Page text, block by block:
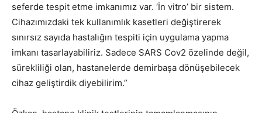
seferde tespit etme imkanımız var. ‘İn vitro’ bir sistem.
Cihazımızdaki tek kullanımlık kasetleri değiştirerek
sınırsız sayıda hastalığın tespiti için uygulama yapma
imkanı tasarlayabiliriz. Sadece SARS Cov2 özelinde değil,
sürekliliği olan, hastanelerde demirbaşa dönüşebilecek
cihaz geliştirdik diyebilirim.”